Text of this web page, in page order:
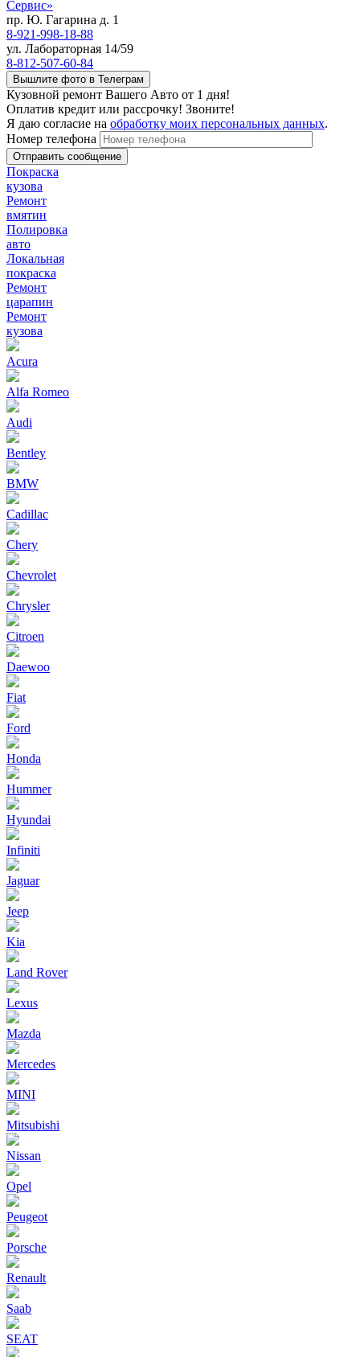
пр. Ю. Гагарина д. 1
8-921-998-18-88
ул. Лабораторная 14/59
8-812-507-60-84
Вышлите фото в Телеграм
Кузовной ремонт Вашего Авто от 1 дня!
Оплатив кредит или рассрочку! Звоните!
Я даю согласие на обработку моих персональных данных.
Номер телефона
Покраска
кузова
Ремонт
вмятин
Полировка
авто
Локальная
покраска
Ремонт
царапин
Ремонт
кузова
Acura
Alfa Romeo
Audi
Bentley
BMW
Cadillac
Chery
Chevrolet
Chrysler
Citroen
Daewoo
Fiat
Ford
Honda
Hummer
Hyundai
Infiniti
Jaguar
Jeep
Kia
Land Rover
Lexus
Mazda
Mercedes
MINI
Mitsubishi
Nissan
Opel
Peugeot
Porsche
Renault
Saab
SEAT